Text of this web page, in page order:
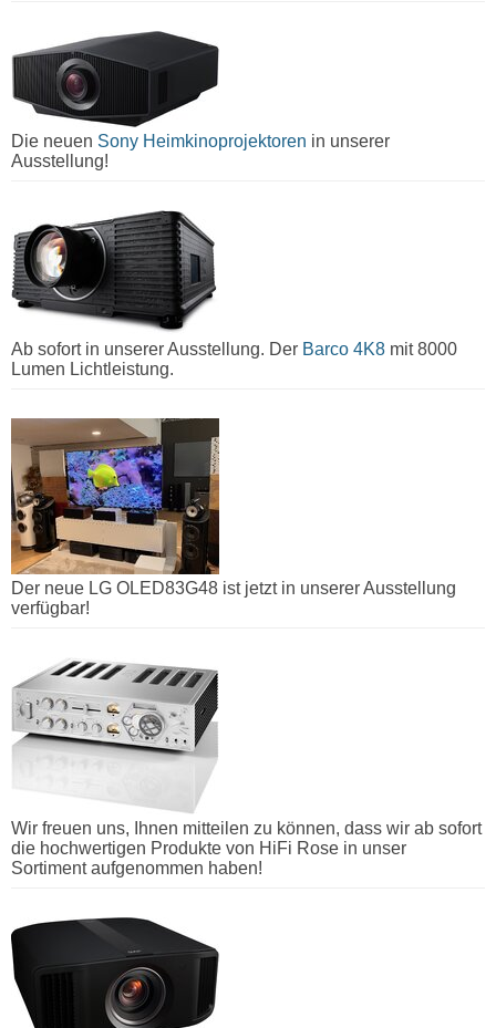
Die neuen Sony Heimkinoprojektoren in unserer
Ausstellung!
Ab sofort in unserer Ausstellung. Der Barco 4K8 mit 8000
Lumen Lichtleistung.
Der neue LG OLED83G48 ist jetzt in unserer Ausstellung
verfügbar!
Wir freuen uns, Ihnen mitteilen zu können, dass wir ab sofort
die hochwertigen Produkte von HiFi Rose in unser
Sortiment aufgenommen haben!